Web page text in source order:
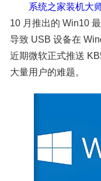
系统之家装机大
10 月推出的 Win10
导致 USB 设备在
近期微软正式推送
大量用户的难题。